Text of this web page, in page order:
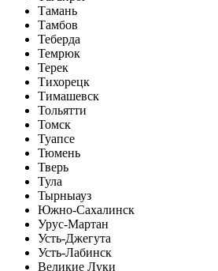
Тамань
Тамбов
Теберда
Темрюк
Терек
Тихорецк
Тимашевск
Тольятти
Томск
Туапсе
Тюмень
Тверь
Тула
Тырныауз
Южно-Сахалинск
Урус-Мартан
Усть-Джегута
Усть-Лабинск
Великие Луки